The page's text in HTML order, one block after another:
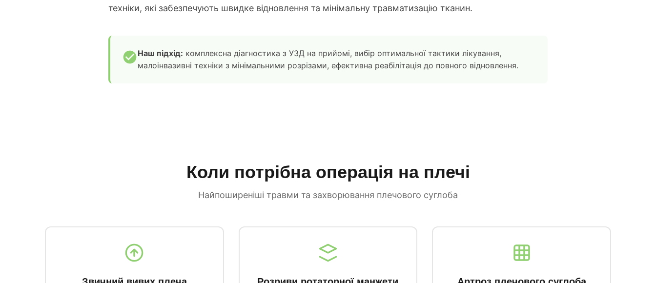
техніки, які забезпечують швидке відновлення та мінімальну травматизацію тканин.
Наш підхід: комплексна діагностика з УЗД на прийомі, вибір оптимальної тактики лікування,
малоінвазивні техніки з мінімальними розрізами, ефективна реабілітація до повного відновлення.
Коли потрібна операція на плечі
Найпоширеніші травми та захворювання плечового суглоба